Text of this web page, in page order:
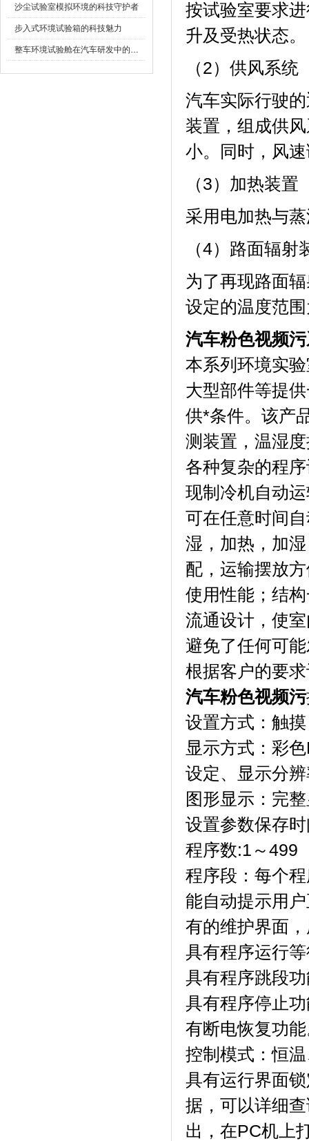
沙尘试验室模拟环境的科技守护者
步入式环境试验箱的科技魅力
整车环境试验舱在汽车研发中的作用
按试验室要求进
升及受热状态。
（2）供风系统
汽车实际行驶的
装置，组成
小。同时
（3）加热装置
采用电加热与蒸
（4）路面辐射
为了再现路面辐
设定的温度范
汽车粉色视频
本系列环境实验
大型部件等提供
供*条件。该
测装置，温湿
各种复杂的程序设
现制冷机自动运
可在任意时间自动
湿，加热
配，运输摆放
使用性能；
流通设计，使
避免了任何可能
根据客户的要求订
汽车粉色视频污
设置方式：触摸
显示方式：
设定、显示分
图形显示：完
设置参数保存时
程序数:1～499
程序段：每个
能自动提示用户正
有的维护界面
具有程序运行等
具有程序跳段功能
具有程序停止功
有断电恢复功能
控制模式：恒温
具有运行界面锁
据，可以详细
出，在PC机